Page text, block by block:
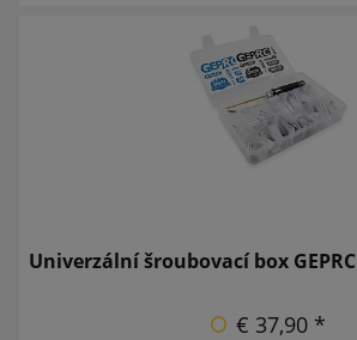
Univerzální šroubovací box GEPRC
€ 37,90 *